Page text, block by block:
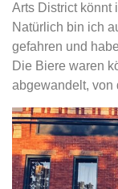
Arts District könnt
Natürlich bin ich
gefahren und
Die Biere waren
abgewandelt, von